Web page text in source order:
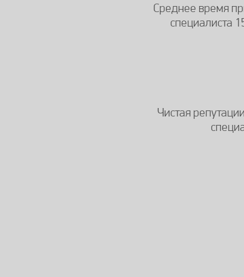
Среднее время
специалиста
Чистая